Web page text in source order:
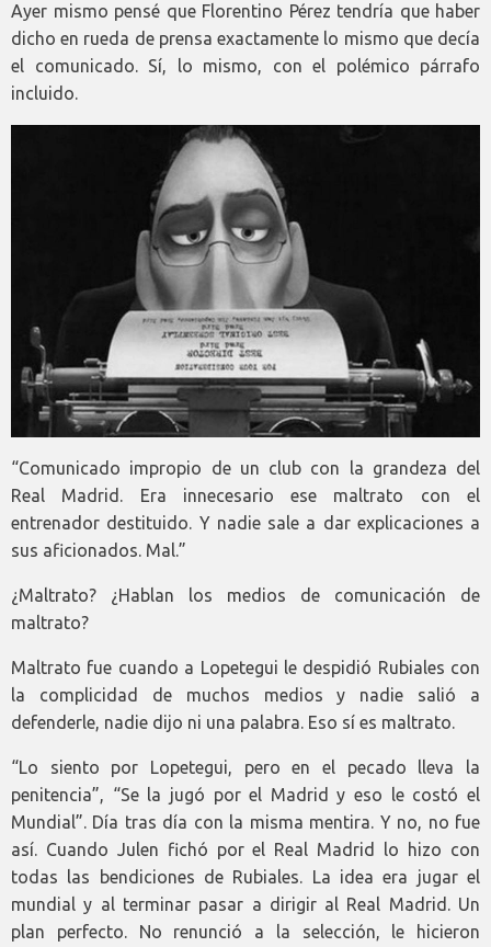
Ayer mismo pensé que Florentino Pérez tendría que haber
dicho en rueda de prensa exactamente lo mismo que decía
el comunicado. Sí, lo mismo, con el polémico párrafo
incluido.
“Comunicado impropio de un club con la grandeza del
Real Madrid. Era innecesario ese maltrato con el
entrenador destituido. Y nadie sale a dar explicaciones a
sus aficionados. Mal.”
¿Maltrato? ¿Hablan los medios de comunicación de
maltrato?
Maltrato fue cuando a Lopetegui le despidió Rubiales con
la complicidad de muchos medios y nadie salió a
defenderle, nadie dijo ni una palabra. Eso sí es maltrato.
“Lo siento por Lopetegui, pero en el pecado lleva la
penitencia”, “Se la jugó por el Madrid y eso le costó el
Mundial”. Día tras día con la misma mentira. Y no, no fue
así. Cuando Julen fichó por el Real Madrid lo hizo con
todas las bendiciones de Rubiales. La idea era jugar el
mundial y al terminar pasar a dirigir al Real Madrid. Un
plan perfecto. No renunció a la selección, le hicieron